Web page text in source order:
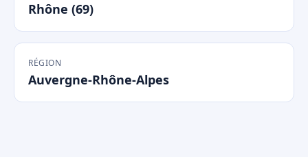
Rhône (69)
RÉGION
Auvergne-Rhône-Alpes